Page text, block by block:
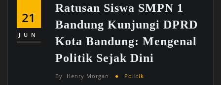
21
JUN
Ratusan Siswa SMPN 1
Bandung Kunjungi DPRD
Kota Bandung: Mengenal
Politik Sejak Dini
By Henry Morgan Politik